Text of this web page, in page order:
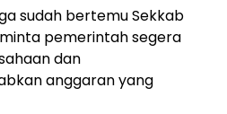
sudah bertemu Sekkab
pemerintah segera
dan
anggaran yang